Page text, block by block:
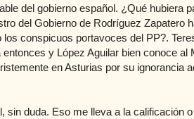
del gobierno español. ¿Qué hubiera
del Gobierno de Rodríguez Zapatero
conspicuos portavoces del PP?.
y López Aguilar bien conoce al
en Asturias por su ignorancia
sin duda. Eso me lleva a la calificación